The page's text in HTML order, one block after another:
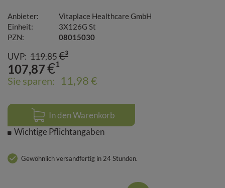
Anbieter:
Vitaplace Healthcare GmbH
Einheit:
3X126GSt
PZN:
08015030
UVP: 119,85€³
107,87€¹
Sie sparen: 11,98 €
In den Warenkorb
Wichtige Pflichtangaben
Gewöhnlich versandfertig in 24 Stunden.